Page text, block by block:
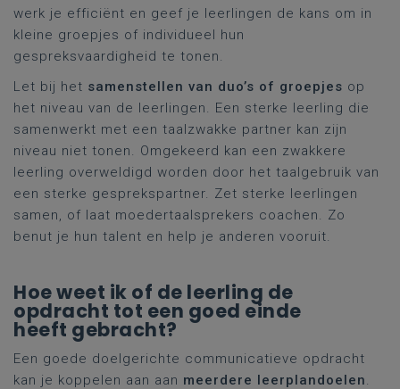
werk je efficiënt en geef je leerlingen de kans om in
kleine groepjes of individueel hun
gespreksvaardigheid te tonen.
Let bij het samenstellen van duo’s of groepjes op
het niveau van de leerlingen. Een sterke leerling die
samenwerkt met een taalzwakke partner kan zijn
niveau niet tonen. Omgekeerd kan een zwakkere
leerling overweldigd worden door het taalgebruik van
een sterke gesprekspartner. Zet sterke leerlingen
samen, of laat moedertaalsprekers coachen. Zo
benut je hun talent en help je anderen vooruit.
Hoe weet ik of de leerling de
opdracht tot een goed einde
heeft gebracht?
Een goede doelgerichte communicatieve opdracht
kan je koppelen aan aan meerdere leerplandoelen.